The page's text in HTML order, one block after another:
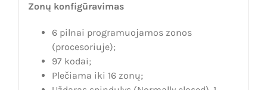
Zonų konfigūravimas
6 pilnai programuojamos zonos
(procesoriuje);
97 kodai;
Plečiama iki 16 zonų;